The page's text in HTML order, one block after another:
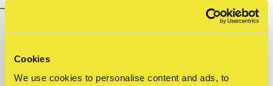
Cookies
We use cookies to personalise content and ads, to